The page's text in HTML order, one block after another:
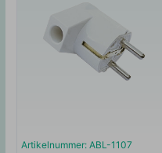
Artikelnummer: ABL-1107